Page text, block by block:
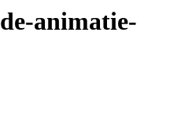
animatie-